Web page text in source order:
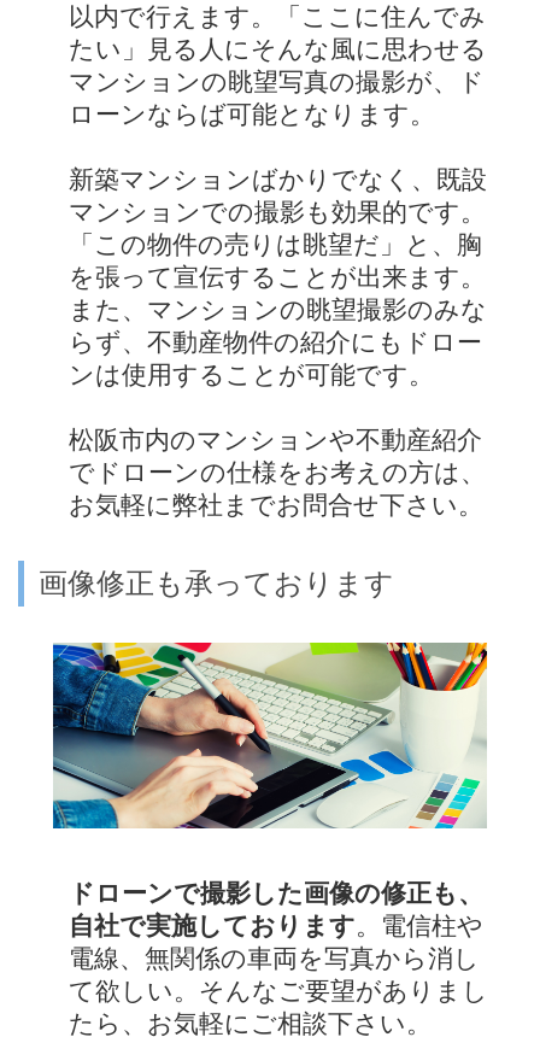
以内で行えます。「ここに住んでみ
たい」見る人にそんな風に思わせる
マンションの眺望写真の撮影が、ド
ローンならば可能となります。
新築マンションばかりでなく、既設
マンションでの撮影も効果的です。
「この物件の売りは眺望だ」と、胸
を張って宣伝することが出来ます。
また、マンションの眺望撮影のみな
らず、不動産物件の紹介にもドロー
ンは使用することが可能です。
松阪市内のマンションや不動産紹介
でドローンの仕様をお考えの方は、
お気軽に弊社までお問合せ下さい。
画像修正も承っております
ドローンで撮影した画像の修正も、
自社で実施しております。電信柱や
電線、無関係の車両を写真から消し
て欲しい。そんなご要望がありまし
たら、お気軽にご相談下さい。